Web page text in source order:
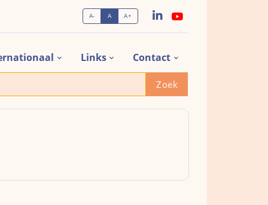
A- A A+
Links Contact
Zoek